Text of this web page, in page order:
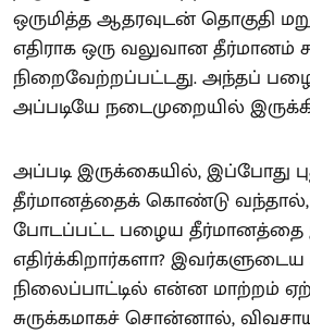
ஒருமித்த ஆதரவுடன் தொகுதி
எதிராக ஒரு வலுவான தீர்மானம்
நிறைவேற்றப்பட்டது. அந்தப்
அப்படியே நடைமுறையில்
அப்படி இருக்கையில், இப்போது
தீர்மானத்தைக் கொண்டு
போடப்பட்ட பழைய
எதிர்க்கிறார்களா?
நிலைப்பாட்டில் என்ன மாற்றம்
சுருக்கமாகச் சொன்னால்,